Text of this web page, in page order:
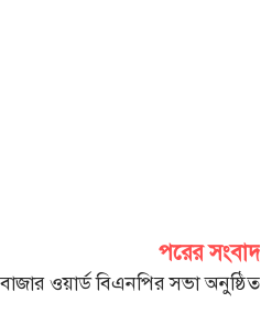
পরের সংবাদ
বাজার ওয়ার্ড বিএনপির সভা অনুষ্ঠিত